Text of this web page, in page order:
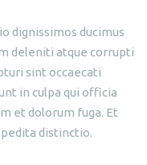
dignissimos ducimus
deleniti atque corrupti
sint occaecati
in culpa qui officia
et dolorum fuga. Et
distinctio.